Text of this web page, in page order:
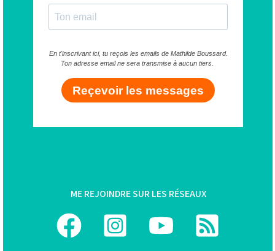
En t'inscrivant ici, tu reçois les emails de Mathilde Boussard.
Ton adresse email ne sera transmise à aucun tiers.
Reçevoir les messages
ME REJOINDRE SUR LES RÉSEAUX